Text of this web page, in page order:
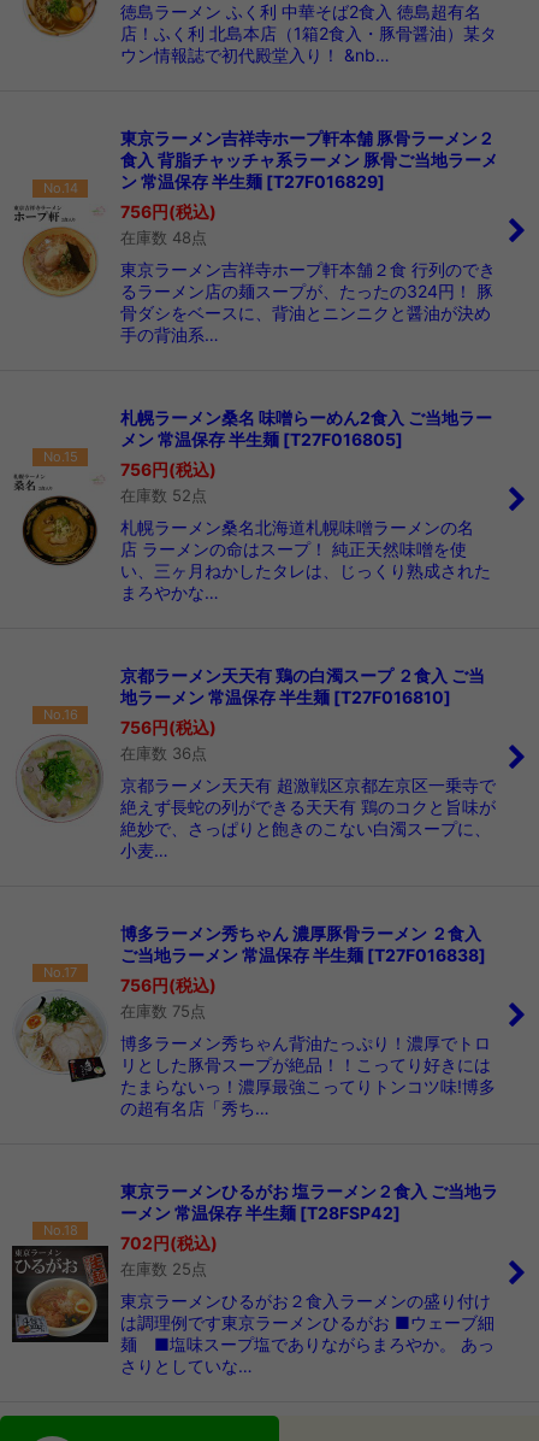
徳島ラーメン ふく利 中華そば2食入 徳島超有名
店！ふく利 北島本店（1箱2食入・豚骨醤油）某タ
ウン情報誌で初代殿堂入り！ &nb…
No.14
東京ラーメン吉祥寺ホープ軒本舗 豚骨ラーメン２
食入 背脂チャッチャ系ラーメン 豚骨ご当地ラーメ
ン 常温保存 半生麺 [T27F016829]
756円(税込)
在庫数 48点
東京ラーメン吉祥寺ホープ軒本舗２食 行列のでき
るラーメン店の麺スープが、たったの324円！ 豚
骨ダシをベースに、背油とニンニクと醤油が決め
手の背油系…
No.15
札幌ラーメン桑名 味噌らーめん2食入 ご当地ラー
メン 常温保存 半生麺 [T27F016805]
756円(税込)
在庫数 52点
札幌ラーメン桑名北海道札幌味噌ラーメンの名
店 ラーメンの命はスープ！ 純正天然味噌を使
い、三ヶ月ねかしたタレは、じっくり熟成された
まろやかな…
No.16
京都ラーメン天天有 鶏の白濁スープ ２食入 ご当
地ラーメン 常温保存 半生麺 [T27F016810]
756円(税込)
在庫数 36点
京都ラーメン天天有 超激戦区京都左京区一乗寺で
絶えず長蛇の列ができる天天有 鶏のコクと旨味が
絶妙で、さっぱりと飽きのこない白濁スープに、
小麦…
No.17
博多ラーメン秀ちゃん 濃厚豚骨ラーメン ２食入
ご当地ラーメン 常温保存 半生麺 [T27F016838]
756円(税込)
在庫数 75点
博多ラーメン秀ちゃん背油たっぷり！濃厚でトロ
リとした豚骨スープが絶品！！こってり好きには
たまらないっ！濃厚最強こってりトンコツ味!博多
の超有名店「秀ち…
No.18
東京ラーメンひるがお 塩ラーメン２食入 ご当地ラ
ーメン 常温保存 半生麺 [T28FSP42]
702円(税込)
在庫数 25点
東京ラーメンひるがお２食入ラーメンの盛り付け
は調理例です東京ラーメンひるがお ■ウェーブ細
麺 ■塩味スープ塩でありながらまろやか。 あっ
さりとしていな…